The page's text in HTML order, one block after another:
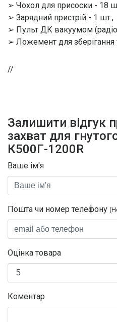
➢ Чохол для присоски - 18
➢ Зарядний пристрій - 1 шт.,
➢ Пульт ДК вакуумом
➢ Ложемент для зберігання
//
Залишити відгук
захват для
К500Г-1200R
Ваше ім'я
Пошта чи номер телефону
Оцінка товара
Коментар